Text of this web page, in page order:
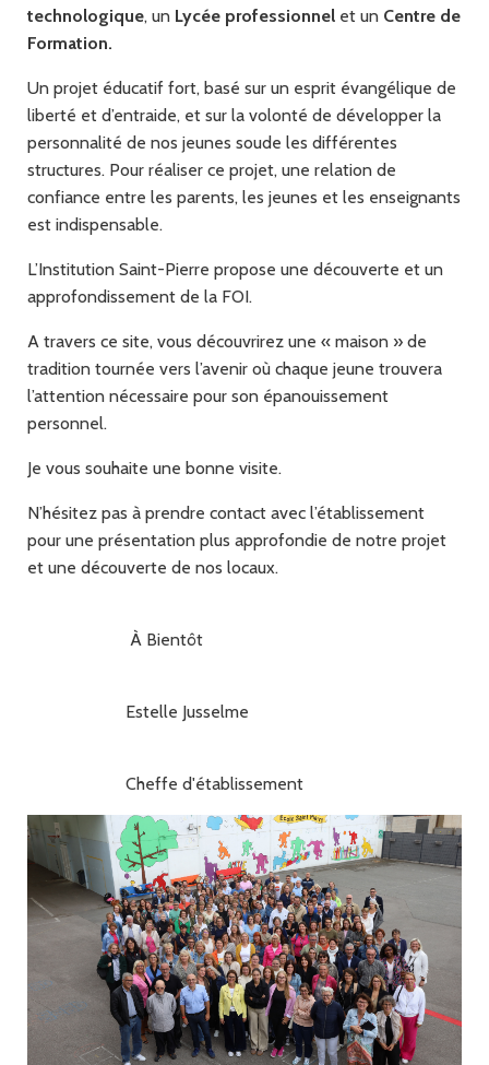
technologique, un Lycée professionnel et un Centre de
Formation.
Un projet éducatif fort, basé sur un esprit évangélique de
liberté et d’entraide, et sur la volonté de développer la
personnalité de nos jeunes soude les différentes
structures. Pour réaliser ce projet, une relation de
confiance entre les parents, les jeunes et les enseignants
est indispensable.
L’Institution Saint-Pierre propose une découverte et un
approfondissement de la FOI.
A travers ce site, vous découvrirez une « maison » de
tradition tournée vers l’avenir où chaque jeune trouvera
l’attention nécessaire pour son épanouissement
personnel.
Je vous souhaite une bonne visite.
N’hésitez pas à prendre contact avec l’établissement
pour une présentation plus approfondie de notre projet
et une découverte de nos locaux.
À Bientôt
Estelle Jusselme
Cheffe d'établissement